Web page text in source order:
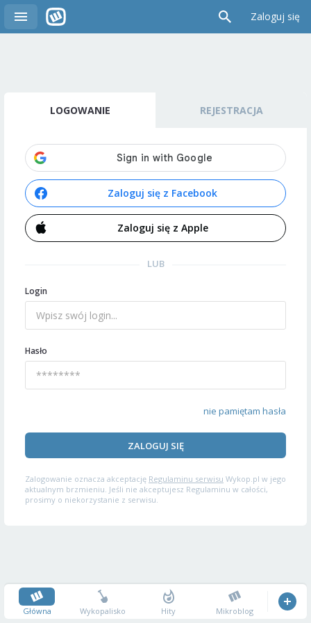
Zaloguj się
LOGOWANIE REJESTRACJA
Zaloguj się z Facebook
Zaloguj się z Apple
LUB
Login
Hasło
nie pamiętam hasła
ZALOGUJ SIĘ
Zalogowanie oznacza akceptację Regulaminu serwisu Wykop.pl w jego
aktualnym brzmieniu. Jeśli nie akceptujesz Regulaminu w całości,
prosimy o niekorzystanie z serwisu.
Główna Wykopalisko Hity Mikroblog